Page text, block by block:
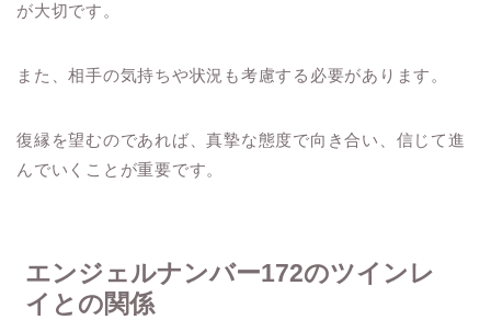
が大切です。
また、相手の気持ちや状況も考慮する必要があります。
復縁を望むのであれば、真摯な態度で向き合い、信じて進
んでいくことが重要です。
エンジェルナンバー172のツインレ
イとの関係